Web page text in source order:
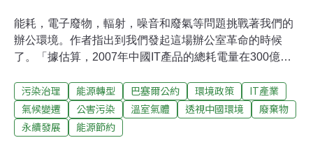
能耗，電子廢物，輻射，噪音和廢氣等問題挑戰著我們的
辦公環境。作者指出到我們發起這場辦公室革命的時候
了。「據估算，2007年中國IT產品的總耗電量在300億度
在中外對話網站發表的文章《低碳生活需要高成本》中，
第十條評論說：「公民的個人低碳行為是要付出高成本
的」，「但是對於更高的一個層次，公司、社會團體、政
府等來說，低碳就是應該考慮，也是必須考慮的一個方面
污染治理 能源轉型 巴塞爾公約 環境政策
IT產業
氣候變遷
公害污染 溫室氣體 透視中國環境
廢棄物
永續發展
能源節約